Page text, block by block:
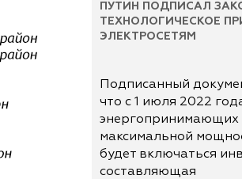
ПУТИН ПОДПИСАЛ
ТЕХНОЛОГИЧЕСКОЕ
ЭЛЕКТРОСЕТЯМ
Подписанный
что с 1 июля 2022
энергопринимающих
максимальной
будет включаться
составляющая